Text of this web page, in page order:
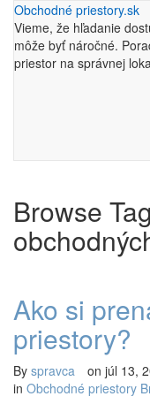
Obchodné priestory.sk
Vieme, že hľadanie
môže byť náročné.
priestor na správnej
Browse
Ako si
priestory?
By spravca on júl 13,
in Obchodné priestory